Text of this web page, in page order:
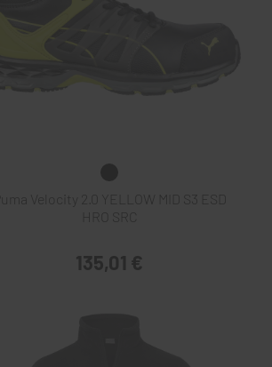
Puma Velocity 2.0 YELLOW MID S3 ESD
135,01 €